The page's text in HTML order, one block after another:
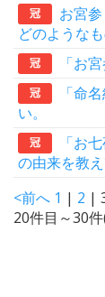
冠
お宮
どのようなも
冠 「お
冠
「命
い。
冠
「お
の由来を教え
<前へ 1 | 2 |
20件目～30